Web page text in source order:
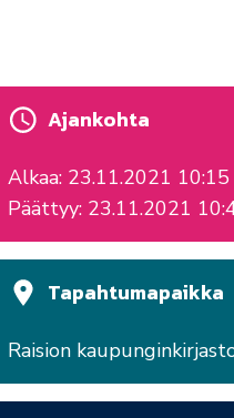
Ajankohta
Alkaa: 23.11.2021 10:15
Päättyy: 23.11.2021
Tapahtumapaikka
Raision